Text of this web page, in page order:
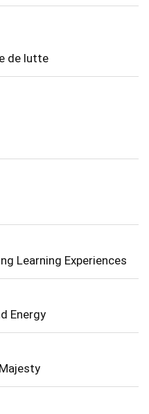
de lutte
Learning Experiences
Energy